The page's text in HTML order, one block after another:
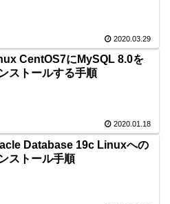
2020.03.29
CentOS7にMySQL 8.0を
ストールする手順
2020.01.18
Database 19c Linuxへの
ストール手順